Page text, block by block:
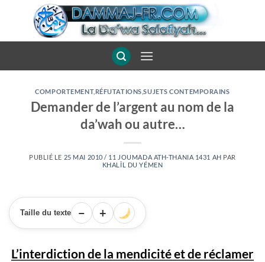
COMPORTEMENT, RÉFUTATIONS ,SUJETS CONTEMPORAINS
Demander de l’argent au nom de la
da’wah ou autre…
PUBLIÉ LE 25 MAI 2010 / 11 JOUMADA ATH-THANIA 1431 AH PAR
KHALÎL DU YÉMEN
Taille du texte − +
L’interdiction de la mendicité et de réclamer